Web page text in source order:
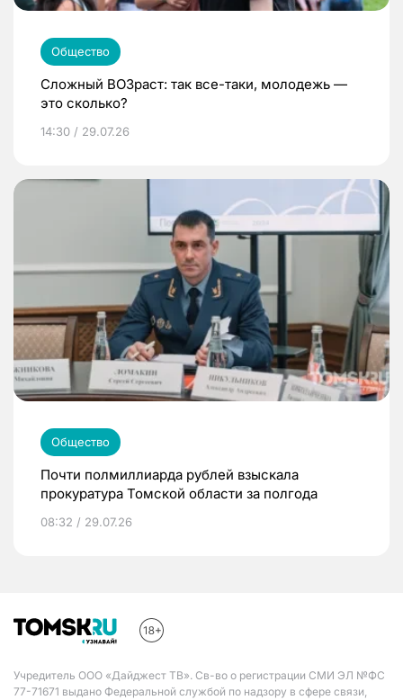
Общество
Сложный ВОЗраст: так все-таки, молодежь —
это сколько?
14:30 / 29.07.26
Общество
Почти полмиллиарда рублей взыскала
прокуратура Томской области за полгода
08:32 / 29.07.26
Учредитель ООО «Дайджест ТВ». Св-во о регистрации СМИ ЭЛ №ФС
77-71671 выдано Федеральной службой по надзору в сфере связи,